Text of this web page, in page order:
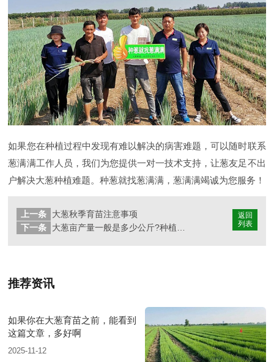
如果您在种植过程中发现有难以解决的病害难题，可以随时联系
葱满满工作人员，我们为您提供一对一技术支持，让葱友足不出
户解决大葱种植难题。种葱就找葱满满，葱满满竭诚为您服务！
返回
列表
上一条
大葱秋季育苗注意事项
下一条
大葱亩产量一般是多少公斤?种植大葱一亩利润多少?
推荐资讯
如果你在大葱育苗之前，能看到
这篇文章，多好啊
2025-11-12